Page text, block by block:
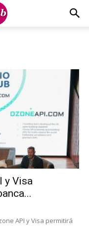
y Visa
API y Visa permitirá